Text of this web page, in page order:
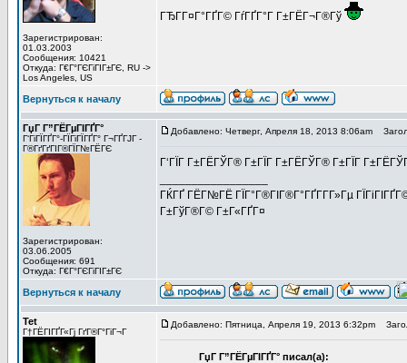
Зарегистрирован:
01.03.2003
Сообщения: 10421
Откуда: Г€Г°ГЄГіГІГ±ГЄ, RU ->
Los Angeles, US
ГЂГ­Г¤Г°ГҐГ© ГѓГҐГ°Г Г±ГЁГ¬Г®Гў
Вернуться к началу
ГџГ­ Г”ГЁГµГІГҐГ°
Г‘ГіГЇГҐГ°-ГЇГіГЇГҐГ° Г¬ГҐГЈГ -
Г®ГґГґГІГ®ГЇГ№ГЁГЄ
Зарегистрирован:
03.06.2005
Сообщения: 691
Откуда: Г€Г°ГЄГіГІГ±ГЄ
Добавлено: Четверг, Апреля 18, 2013 8:06am
Г‘ГЇГ Г±ГЁГЎГ® Г±ГЇГ Г±ГЁГЎГ® Г±ГЇГ
ГЌГҐ ГЁГ№ГЁ ГЇГ°Г®ГІГ®Г°ГҐГ­Г­Г»Гµ
Г±ГўГ®Г© Г±Г«ГҐГ¤
Вернуться к началу
Tet
Г†ГЁГІГҐГ«Гј ГґГ®Г°ГіГ¬Г
Добавлено: Пятница, Апреля 19, 2013 6:32pm
ГџГ­ Г”ГЁГµГІГҐГ° писал(а):